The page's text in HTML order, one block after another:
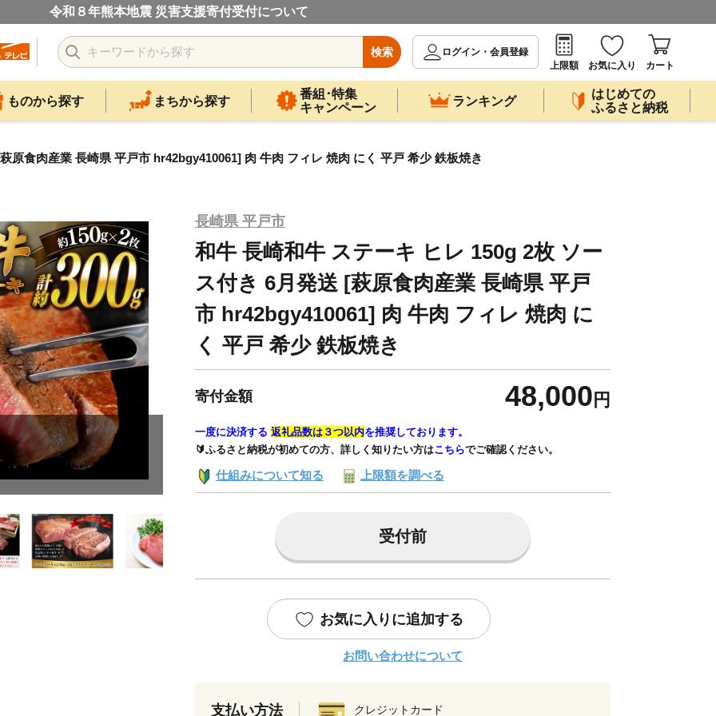
令和８年熊本地震 災害支援寄付受付について
検索
ログイン・会員登録
上限額
お気に入り カート
ものから探す まちから探す
番組･特集
キャンペーン
ランキング
はじめての
ふるさと納税
原食肉産業 長崎県 平戸市 hr42bgy410061] 肉 牛肉 フィレ 焼肉 にく 平戸 希少 鉄板焼き
長崎県 平戸市
和牛 長崎和牛 ステーキ ヒレ 150g 2枚 ソー
ス付き 6月発送 [萩原食肉産業 長崎県 平戸
市 hr42bgy410061] 肉 牛肉 フィレ 焼肉 に
く 平戸 希少 鉄板焼き
寄付金額 48,000 円
一度に決済する 返礼品数は３つ以内を推奨しております。
🔰ふるさと納税が初めての方、詳しく知りたい方はこちらでご確認ください。
仕組みについて知る 上限額を調べる
受付前
お気に入りに追加する
お問い合わせについて
支払い方法 クレジットカード